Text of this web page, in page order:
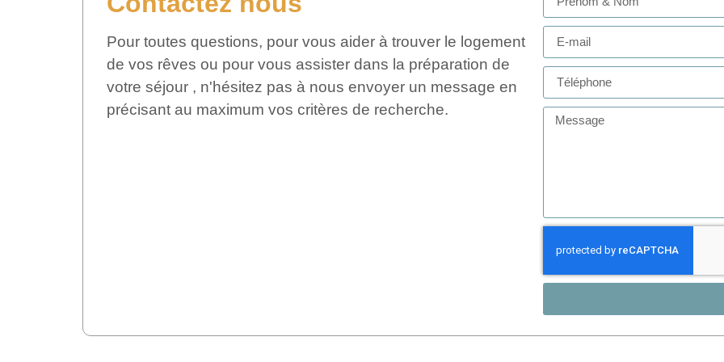
Pour toutes questions, pour vous aider à trouver le logement
de vos rêves ou pour vous assister dans la préparation de
votre séjour , n'hésitez pas à nous envoyer un message en
précisant au maximum vos critères de recherche.